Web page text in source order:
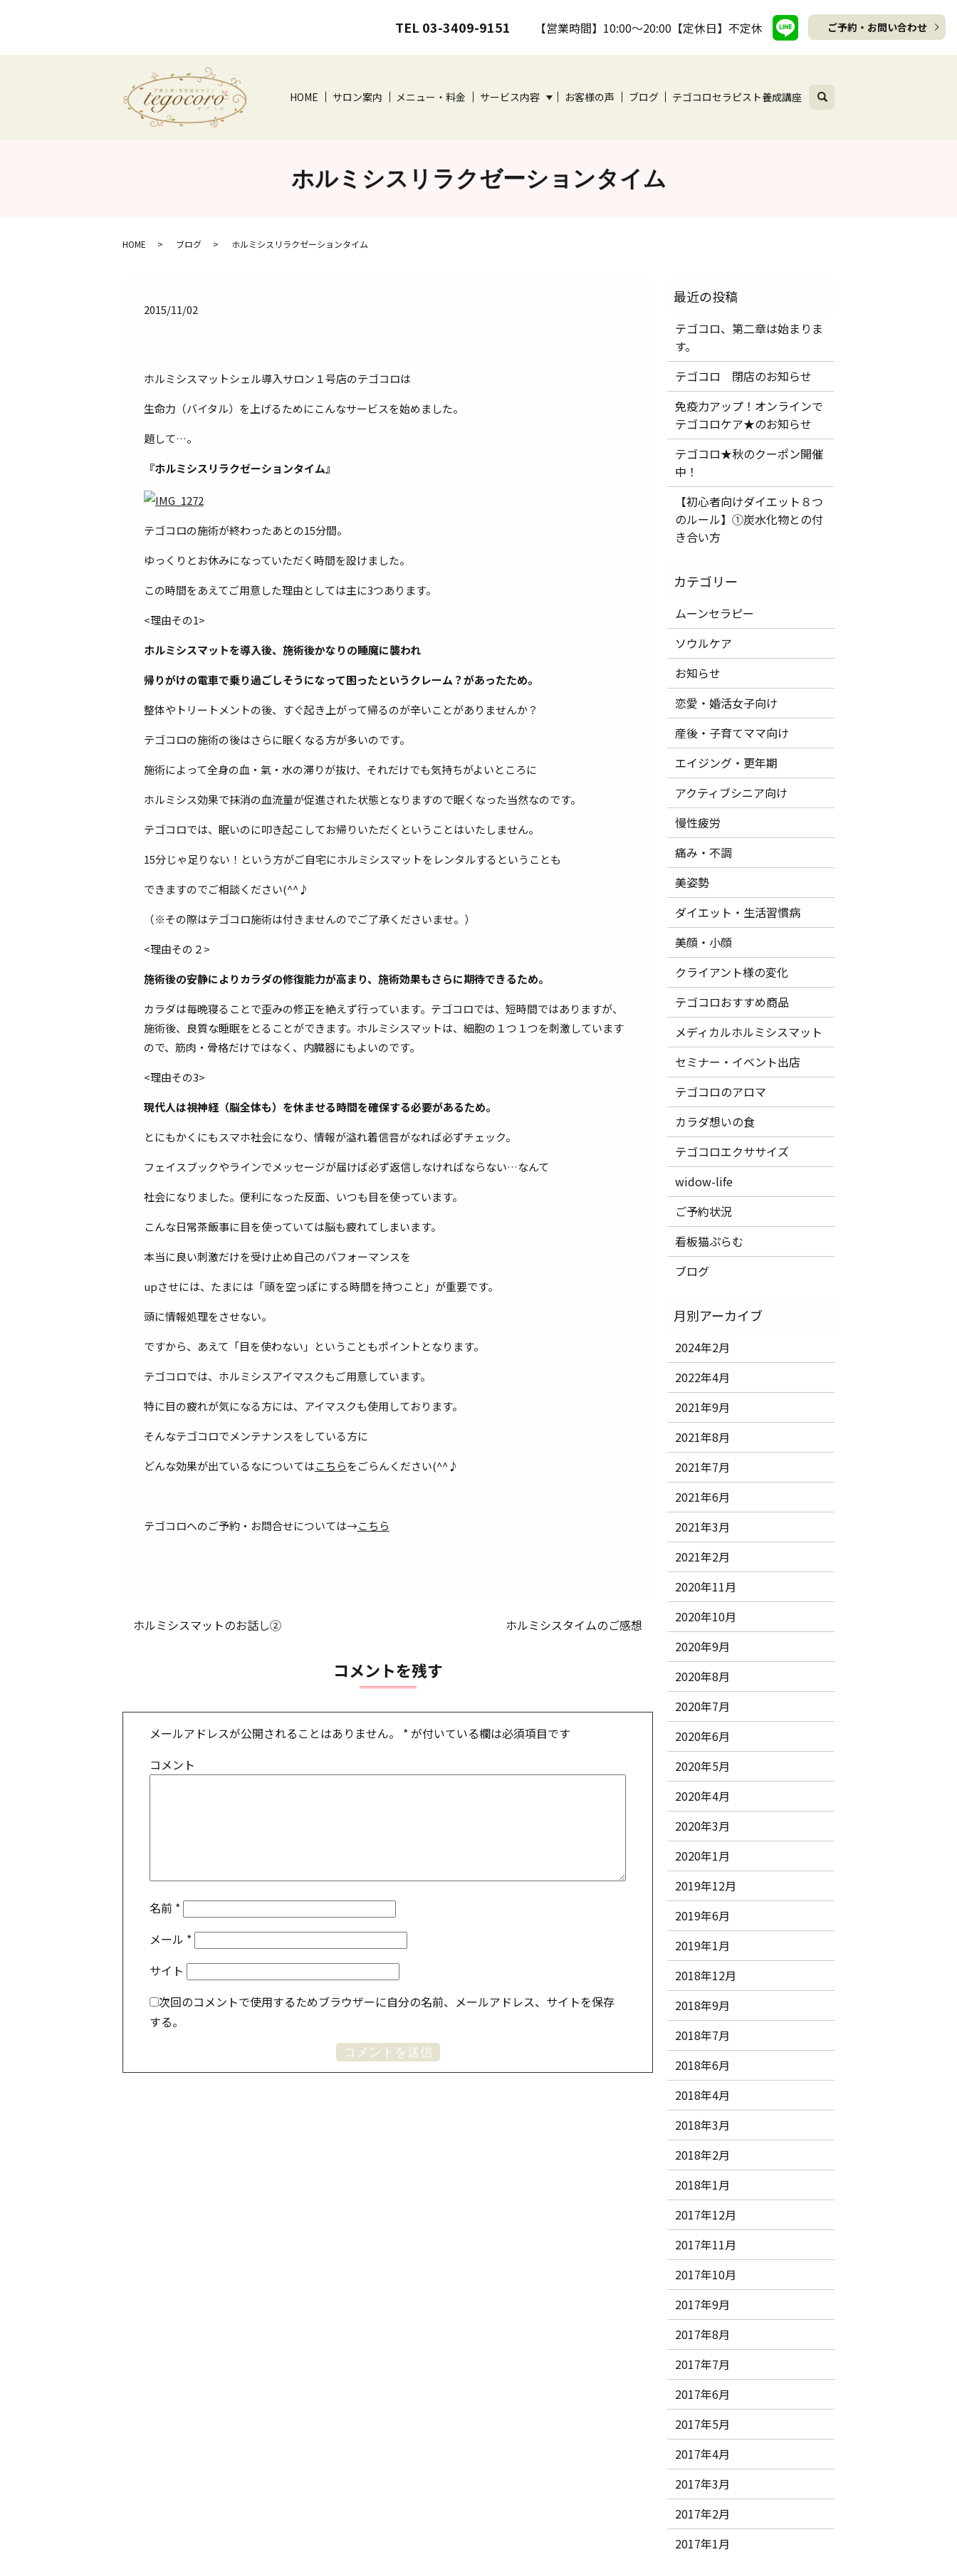
TEL 03-3409-9151 【営業時間】10:00～20:00【定休日】不定休 ご予約・お問い合わせ
HOME サロン案内 メニュー・料金 サービス内容 お客様の声 ブログ テゴコロセラピスト養成講座
ホルミシスリラクゼーションタイム
HOME ブログ ホルミシスリラクゼーションタイム
2015/11/02
ホルミシスマットシェル導入サロン１号店のテゴコロは
生命力（バイタル）を上げるためにこんなサービスを始めました。
題して…。
『ホルミシスリラクゼーションタイム』
テゴコロの施術が終わったあとの15分間。
ゆっくりとお休みになっていただく時間を設けました。
この時間をあえてご用意した理由としては主に3つあります。
<理由その1>
ホルミシスマットを導入後、施術後かなりの睡魔に襲われ
帰りがけの電車で乗り過ごしそうになって困ったというクレーム？があったため。
整体やトリートメントの後、すぐ起き上がって帰るのが辛いことがありませんか？
テゴコロの施術の後はさらに眠くなる方が多いのです。
施術によって全身の血・氣・水の滞りが抜け、それだけでも気持ちがよいところに
ホルミシス効果で抹消の血流量が促進された状態となりますので眠くなった当然なのです。
テゴコロでは、眠いのに叩き起こしてお帰りいただくということはいたしません。
15分じゃ足りない！という方がご自宅にホルミシスマットをレンタルするということも
できますのでご相談ください(^^♪
（※その際はテゴコロ施術は付きませんのでご了承くださいませ。）
<理由その２>
施術後の安静によりカラダの修復能力が高まり、施術効果もさらに期待できるため。
カラダは毎晩寝ることで歪みの修正を絶えず行っています。テゴコロでは、短時間ではありますが、
施術後、良質な睡眠をとることができます。ホルミシスマットは、細胞の１つ１つを刺激しています
ので、筋肉・骨格だけではなく、内臓器にもよいのです。
<理由その3>
現代人は視神経（脳全体も）を休ませる時間を確保する必要があるため。
とにもかくにもスマホ社会になり、情報が溢れ着信音がなれば必ずチェック。
フェイスブックやラインでメッセージが届けば必ず返信しなければならない…なんて
社会になりました。便利になった反面、いつも目を使っています。
こんな日常茶飯事に目を使っていては脳も疲れてしまいます。
本当に良い刺激だけを受け止め自己のパフォーマンスを
upさせには、たまには「頭を空っぽにする時間を持つこと」が重要です。
頭に情報処理をさせない。
ですから、あえて「目を使わない」ということもポイントとなります。
テゴコロでは、ホルミシスアイマスクもご用意しています。
特に目の疲れが気になる方には、アイマスクも使用しております。
そんなテゴコロでメンテナンスをしている方に
どんな効果が出ているなについてはこちらをごらんください(^^♪
テゴコロへのご予約・お問合せについては→こちら
ホルミシスマットのお話し② ホルミシスタイムのご感想
コメントを残す
メールアドレスが公開されることはありません。 *が付いている欄は必須項目です
コメント
名前 *
メール *
サイト
次回のコメントで使用するためブラウザーに自分の名前、メールアドレス、サイトを保存
する。
テゴコロ、第二章は始まりま
す。
テゴコロ 閉店のお知らせ
免疫力アップ！オンラインで
テゴコロケア★のお知らせ
テゴコロ★秋のクーポン開催
中！
【初心者向けダイエット８つ
のルール】①炭水化物との付
き合い方
ムーンセラピー
ソウルケア
お知らせ
恋愛・婚活女子向け
産後・子育てママ向け
エイジング・更年期
アクティブシニア向け
慢性疲労
痛み・不調
美姿勢
ダイエット・生活習慣病
美顔・小顔
クライアント様の変化
テゴコロおすすめ商品
メディカルホルミシスマット
セミナー・イベント出店
テゴコロのアロマ
カラダ想いの食
テゴコロエクササイズ
widow-life
ご予約状況
看板猫ぷらむ
ブログ
2024年2月
2022年4月
2021年9月
2021年8月
2021年7月
2021年6月
2021年3月
2021年2月
2020年11月
2020年10月
2020年9月
2020年8月
2020年7月
2020年6月
2020年5月
2020年4月
2020年3月
2020年1月
2019年12月
2019年6月
2019年1月
2018年12月
2018年9月
2018年7月
2018年6月
2018年4月
2018年3月
2018年2月
2018年1月
2017年12月
2017年11月
2017年10月
2017年9月
2017年8月
2017年7月
2017年6月
2017年5月
2017年4月
2017年3月
2017年2月
2017年1月